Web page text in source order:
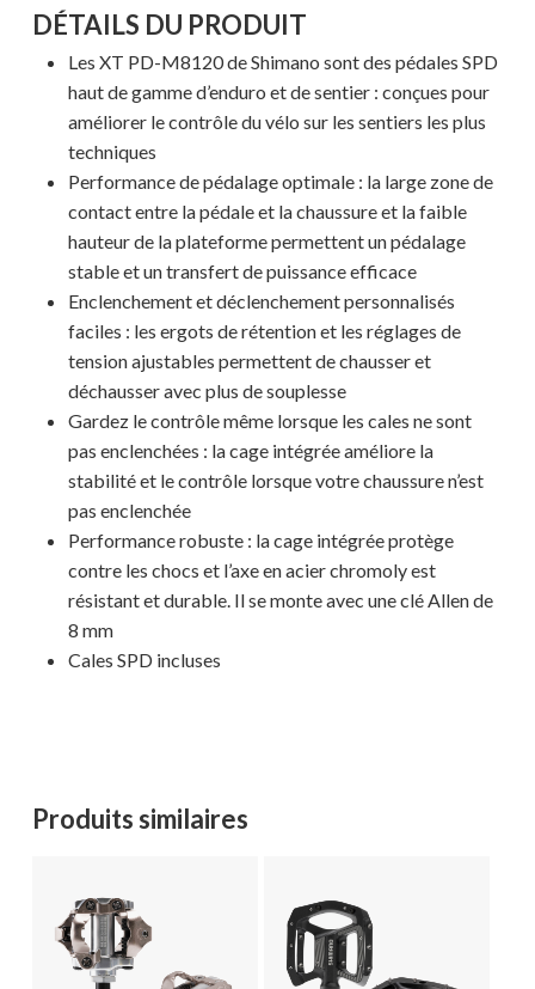
Votre panier est vide.
MAGASINER EN LIGNE
DÉTAILS DU PRODUIT
Les XT PD-M8120 de Shimano sont des pédales SPD
haut de gamme d’enduro et de sentier : conçues pour
améliorer le contrôle du vélo sur les sentiers les plus
techniques
Performance de pédalage optimale : la large zone de
contact entre la pédale et la chaussure et la faible
hauteur de la plateforme permettent un pédalage
stable et un transfert de puissance efficace
Enclenchement et déclenchement personnalisés
faciles : les ergots de rétention et les réglages de
tension ajustables permettent de chausser et
déchausser avec plus de souplesse
Gardez le contrôle même lorsque les cales ne sont
pas enclenchées : la cage intégrée améliore la
stabilité et le contrôle lorsque votre chaussure n’est
pas enclenchée
Performance robuste : la cage intégrée protège
contre les chocs et l’axe en acier chromoly est
résistant et durable. Il se monte avec une clé Allen de
8 mm
Cales SPD incluses
Produits similaires